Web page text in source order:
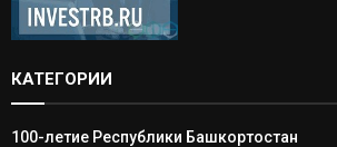
КАТЕГОРИИ
100-летие Республики Башкортостан